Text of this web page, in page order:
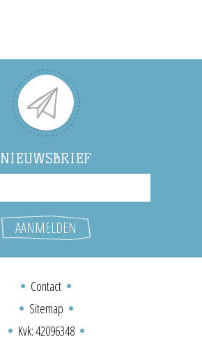
NIEUWSBRIEF
Contact
Sitemap
Kvk: 42096348